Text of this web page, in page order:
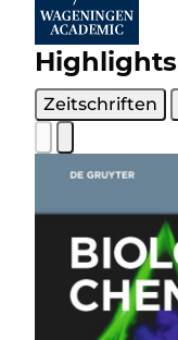
Highlights
Zeitschriften